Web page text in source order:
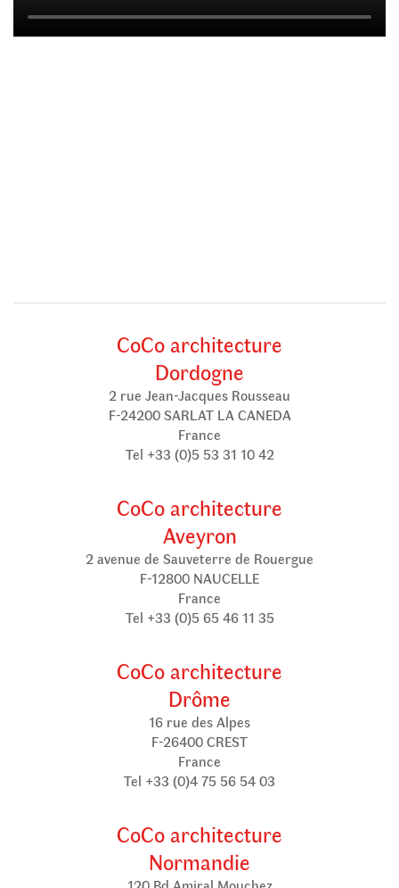
CoCo architecture
Dordogne
2 rue Jean-Jacques Rousseau
F-24200 SARLAT LA CANEDA
France
Tel +33 (0)5 53 31 10 42
CoCo architecture
Aveyron
2 avenue de Sauveterre de Rouergue
F-12800 NAUCELLE
France
Tel +33 (0)5 65 46 11 35
CoCo architecture
Drôme
16 rue des Alpes
F-26400 CREST
France
Tel +33 (0)4 75 56 54 03
CoCo architecture
Normandie